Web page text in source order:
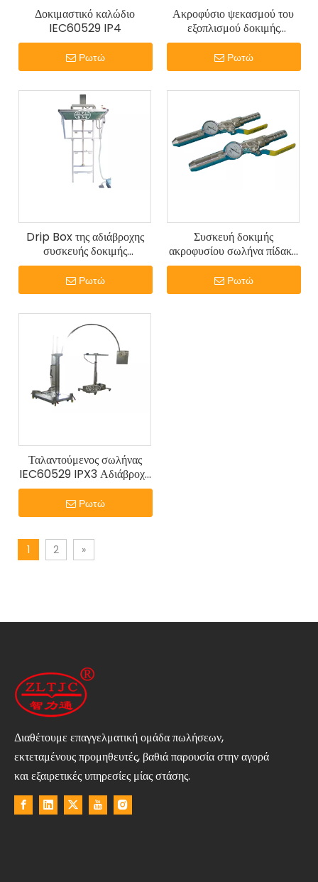
Δοκιμαστικό καλώδιο
IEC60529 IP4
Ρωτώ
Ακροφύσιο ψεκασμού του
εξοπλισμού δοκιμής
συσκευής χειρός IEC60529
IPX4
Ρωτώ
Drip Box της αδιάβροχης
συσκευής δοκιμής
IEC60529 IPX1 IPX2
Ρωτώ
Συσκευή δοκιμής
ακροφυσίου σωλήνα πίδακα
νερού της IEC60529 IPX5
Ρωτώ
Ταλαντούμενος σωλήνας
IEC60529 IPX3 Αδιάβροχο
Test Setup
Ρωτώ
1 2 »
Διαθέτουμε επαγγελματική ομάδα πωλήσεων,
εκτεταμένους προμηθευτές, βαθιά παρουσία στην αγορά
και εξαιρετικές υπηρεσίες μίας στάσης.